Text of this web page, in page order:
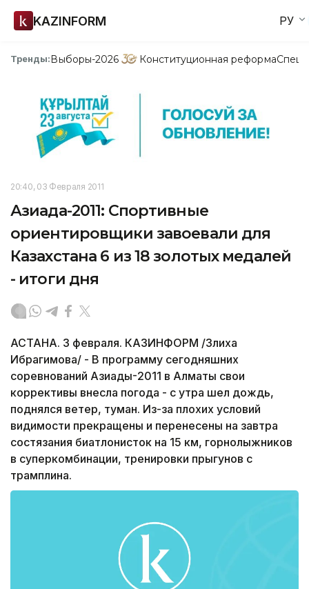
KAZINFORM РУ
Тренды:Выборы-2026 Конституционная реформа
20:40, 03 Февраля 2011
Азиада-2011: Спортивные
ориентировщики завоевали для
Казахстана 6 из 18 золотых медалей
- итоги дня
АСТАНА. 3 февраля. КАЗИНФОРМ /Злиха
Ибрагимова/ - В программу сегодняшних
соревнований Азиады-2011 в Алматы свои
коррективы внесла погода - с утра шел дождь,
поднялся ветер, туман. Из-за плохих условий
видимости прекращены и перенесены на завтра
состязания биатлонисток на 15 км, горнолыжников
в суперкомбинации, тренировки прыгунов с
трамплина.